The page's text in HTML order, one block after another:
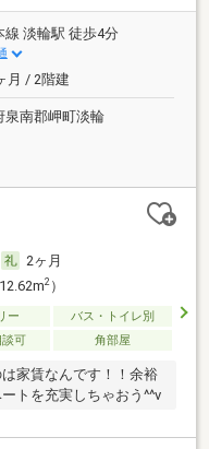
線 淡輪駅 徒歩4分
月 / 2階建
泉南郡岬町淡輪
2ヶ月
2）
ー
バス・トイレ別
可 角部屋
家賃なんです！！余裕
トを充実しちゃおう^^v